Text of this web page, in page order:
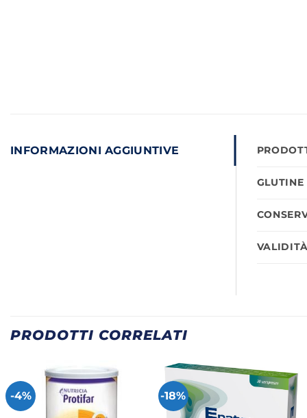
INFORMAZIONI AGGIUNTIVE
GLUTINE
VALIDITÀ
PRODOTTI CORRELATI
-4% -18%